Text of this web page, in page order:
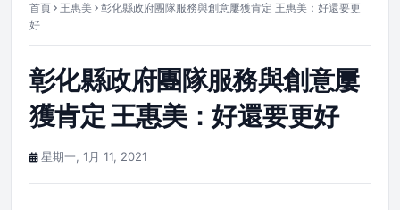
首頁 王惠美
彰化縣政府團隊服務與創意屢獲肯定 王惠美：好還要更
好
彰化縣政府團隊服務與創意屢
獲肯定 王惠美：好還要更好
星期一, 1月 11, 2021